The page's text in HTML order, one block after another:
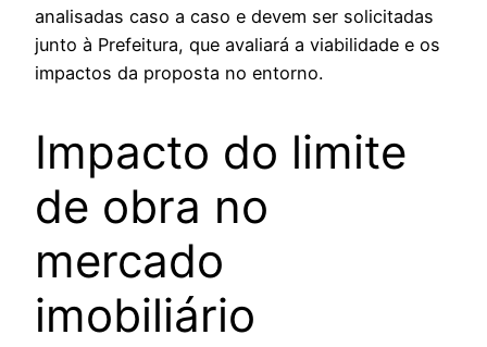
analisadas caso a caso e devem ser solicitadas
junto à Prefeitura, que avaliará a viabilidade e os
impactos da proposta no entorno.
Impacto do limite
de obra no
mercado
imobiliário